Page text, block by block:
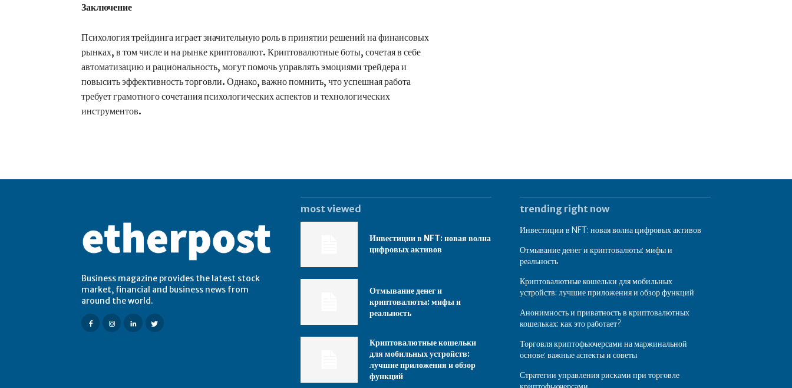
Заключение
Психология трейдинга играет значительную роль в принятии решений на финансовых
рынках, в том числе и на рынке криптовалют. Криптовалютные боты, сочетая в себе
автоматизацию и рациональность, могут помочь управлять эмоциями трейдера и
повысить эффективность торговли. Однако, важно помнить, что успешная работа
требует грамотного сочетания психологических аспектов и технологических
инструментов.
Business magazine provides the latest stock
market, financial and business news from
around the world.
most viewed
Инвестиции в NFT: новая волна
цифровых активов
Отмывание денег и
криптовалюты: мифы и
реальность
Криптовалютные кошельки
для мобильных устройств:
лучшие приложения и обзор
функций
trending right now
Инвестиции в NFT: новая волна цифровых активов
Отмывание денег и криптовалюты: мифы и
реальность
Криптовалютные кошельки для мобильных
устройств: лучшие приложения и обзор функций
Анонимность и приватность в криптовалютных
кошельках: как это работает?
Торговля криптофьючерсами на маржинальной
основе: важные аспекты и советы
Стратегии управления рисками при торговле